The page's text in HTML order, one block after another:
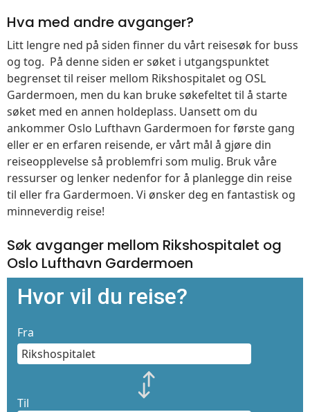
Hva med andre avganger?
Litt lengre ned på siden finner du vårt reisesøk for buss
og tog. På denne siden er søket i utgangspunktet
begrenset til reiser mellom Rikshospitalet og OSL
Gardermoen, men du kan bruke søkefeltet til å starte
søket med en annen holdeplass. Uansett om du
ankommer Oslo Lufthavn Gardermoen for første gang
eller er en erfaren reisende, er vårt mål å gjøre din
reiseopplevelse så problemfri som mulig. Bruk våre
ressurser og lenker nedenfor for å planlegge din reise
til eller fra Gardermoen. Vi ønsker deg en fantastisk og
minneverdig reise!
Søk avganger mellom Rikshospitalet og
Oslo Lufthavn Gardermoen
Hvor vil du reise?
Fra
Til